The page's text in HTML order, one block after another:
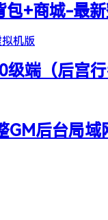
包+商城-最
级端（后宫
GM后台局域